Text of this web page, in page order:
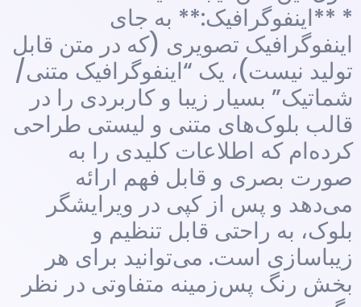
* **اینفوگرافیک:** به جای
اینفوگرافیک تصویری (که در متن قابل
تولید نیست)، یک “اینفوگرافیک متنی/
شماتیک” بسیار زیبا و کاربردی را در
قالب بلوک‌های متنی و لیستی طراحی
کرده‌ام که اطلاعات کلیدی را به
صورت بصری و قابل فهم ارائه
می‌دهد و پس از کپی در ویرایشگر
بلوک، به راحتی قابل تنظیم و
زیباسازی است. می‌توانید برای هر
بخش رنگ پس‌زمینه متفاوتی در نظر